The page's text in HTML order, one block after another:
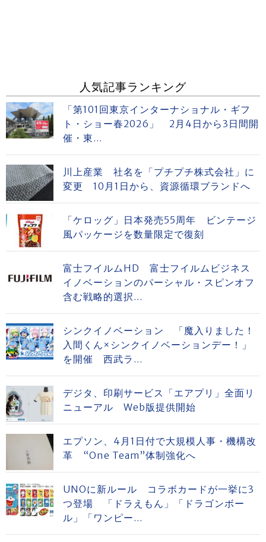
人気記事ランキング
「第101回東京インターナショナル・ギフ
ト・ショー春2026」 2月4日から3日間開
催・東...
川上産業 社名を「プチプチ株式会社」に
変更 10月1日から、資源循環ブランドへ
「ケロッグ」日本発売55周年 ビンテージ
風パッケージを数量限定で復刻
富士フイルムHD 富士フイルムビジネス
イノベーションのパーシャル・スピンオフ
含む戦略的選択...
シンクイノベーション 「魔入りました！
入間くん×シンクイノベーションデー！」
を開催 西武ラ...
デジタ、印刷サービス「エアプリ」全面リ
ニューアル Web版提供開始
エプソン、4月1日付で大規模人事・機構改
革 “One Team”体制強化へ
UNOに新ルール コラボカードが一挙に3
つ登場 「ドラえもん」「ドラゴンボー
ル」「ワンピー...